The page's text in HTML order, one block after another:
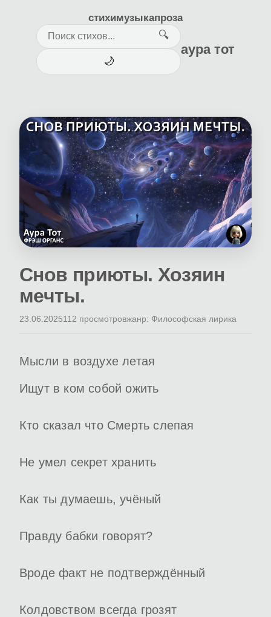
стихимузыкапроза
🔍
🌙
аура тот
Снов приюты. Хозяин
мечты.
23.06.2025112 просмотровжанр: Философская лирика
Мысли в воздухе летая
Ищут в ком собой ожить
Кто сказал что Смерть слепая
Не умел секрет хранить
Как ты думаешь, учёный
Правду бабки говорят?
Вроде факт не подтверждённый
Колдовством всегда грозят